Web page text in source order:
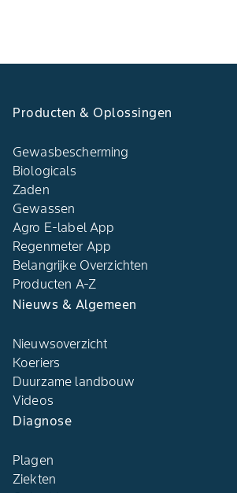
Producten & Oplossingen
Gewasbescherming
Biologicals
Zaden
Gewassen
Agro E-label App
Regenmeter App
Belangrijke Overzichten
Producten A-Z
Nieuws & Algemeen
Nieuwsoverzicht
Koeriers
Duurzame landbouw
Videos
Diagnose
Plagen
Ziekten